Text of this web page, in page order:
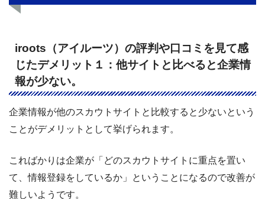
iroots（アイルーツ）の評判や口コミを見て感
じたデメリット１：他サイトと比べると企業情
報が少ない。
企業情報が他のスカウトサイトと比較すると少ないという
ことがデメリットとして挙げられます。
こればかりは企業が「どのスカウトサイトに重点を置い
て、情報登録をしているか」ということになるので改善が
難しいようです。